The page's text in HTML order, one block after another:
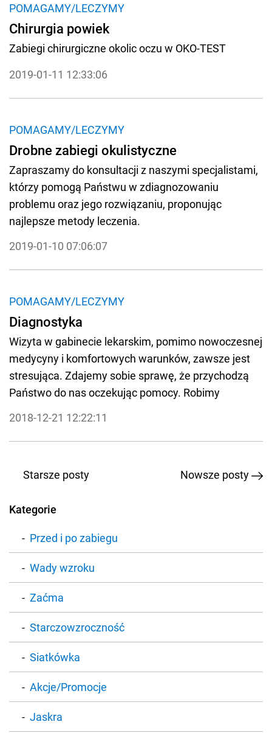
POMAGAMY/LECZYMY
Chirurgia powiek
Zabiegi chirurgiczne okolic oczu w OKO-TEST
2019-01-11 12:33:06
POMAGAMY/LECZYMY
Drobne zabiegi okulistyczne
Zapraszamy do konsultacji z naszymi specjalistami,
którzy pomogą Państwu w zdiagnozowaniu
problemu oraz jego rozwiązaniu, proponując
najlepsze metody leczenia.
2019-01-10 07:06:07
POMAGAMY/LECZYMY
Diagnostyka
Wizyta w gabinecie lekarskim, pomimo nowoczesnej
medycyny i komfortowych warunków, zawsze jest
stresująca. Zdajemy sobie sprawę, że przychodzą
Państwo do nas oczekując pomocy. Robimy
miłym wspomnieniem, ale także, aby był efektywny.
2018-12-21 12:22:11
Starsze posty Nowsze posty
Kategorie
Przed i po zabiegu
Wady wzroku
Zaćma
Starczowzroczność
Siatkówka
Akcje/Promocje
Jaskra